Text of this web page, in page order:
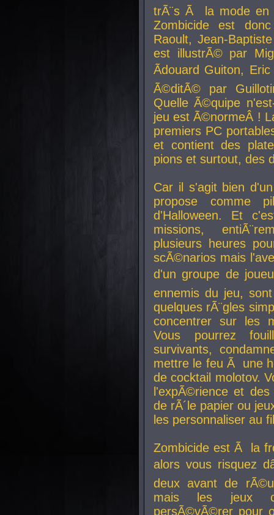
trÃ¨s Ã la mode en
Zombicide est
Raoult, Jean-
est illustrÃ© par
Ãdouard Guiton,
Ã©ditÃ© par
Quelle Ã©quipe
jeu est Ã©normeÂ !
premiers PC
et contient des
pions et surtout, des
Car il s'agit bien
propose comme
d'Halloween. Et
missions,
plusieurs heures
scÃ©narios mais
d'un groupe de
ennemis du jeu,
quelques rÃ¨gles
concentrer sur les
Vous pourrez
survivants,
mettre le feu Ã une
de cocktail molotov.
l'expÃ©rience et
de rÃ´le papier ou
les personnaliser au
Zombicide est Ã la
alors vous risquez
deux avant de
mais les jeux
persÃ©vÃ©rer pour